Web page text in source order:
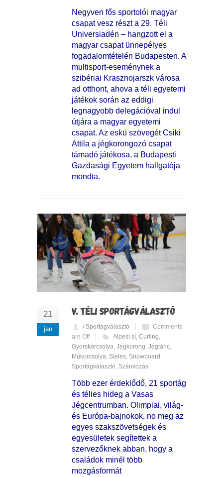
Negyven fős sportolói magyar
csapat vesz részt a 29. Téli
Universiadén – hangzott el a
magyar csapat ünnepélyes
fogadalomtételén Budapesten. A
multisport-eseménynek a
szibériai Krasznojarszk városa
ad otthont, ahova a téli egyetemi
játékok során az eddigi
legnagyobb delegációval indul
útjára a magyar egyetemi
csapat. Az eskü szövegét Csiki
Attila a jégkorongozó csapat
támadó játékosa, a Budapesti
Gazdasági Egyetem hallgatója
mondta.
21
jan
V. TÉLI SPORTÁGVÁLASZTÓ
/ Sportágválasztó
Comments
are Off
Alpesi sí, Curling,
Gyorskorcsolya, Jégkorong, Jégtánc,
Műkorcsolya, Síelés, Snowboard ,
Sportágválasztó, Szánkózás
Több ezer érdeklődő, 21 sportág
és télies hideg a Vasas
Jégcentrumban. Olimpiai, világ-
és Európa-bajnokok, no meg az
egyes szakszövetségek és
egyesületek segítettek a
szervezőknek abban, hogy a
családok minél több
mozgásformát